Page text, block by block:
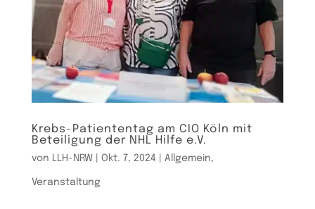
Krebs-Patiententag am CIO Köln mit
Beteiligung der NHL Hilfe e.V.
von LLH-NRW| Okt. 7, 2024 Allgemein,
Veranstaltung